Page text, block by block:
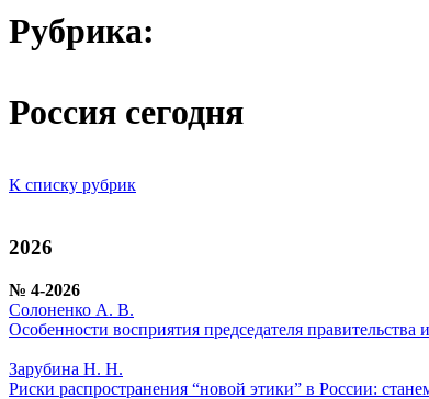
Рубрика:
Россия сегодня
К списку рубрик
2026
№ 4-2026
Солоненко А. В.
Особенности восприятия председателя
Зарубина Н. Н.
Риски распространения “новой этики” в России: